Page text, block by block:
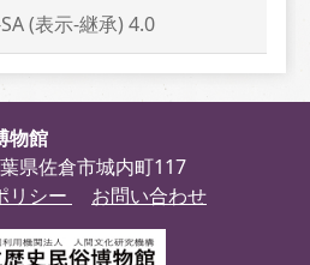
SA (表示-継承) 4.0
物館
県佐倉市城内町117
リシー
お問い合わせ